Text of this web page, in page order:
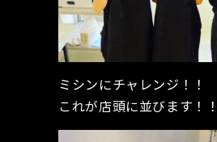
ミシンにチャレンジ！！
これが店頭に並びます！！